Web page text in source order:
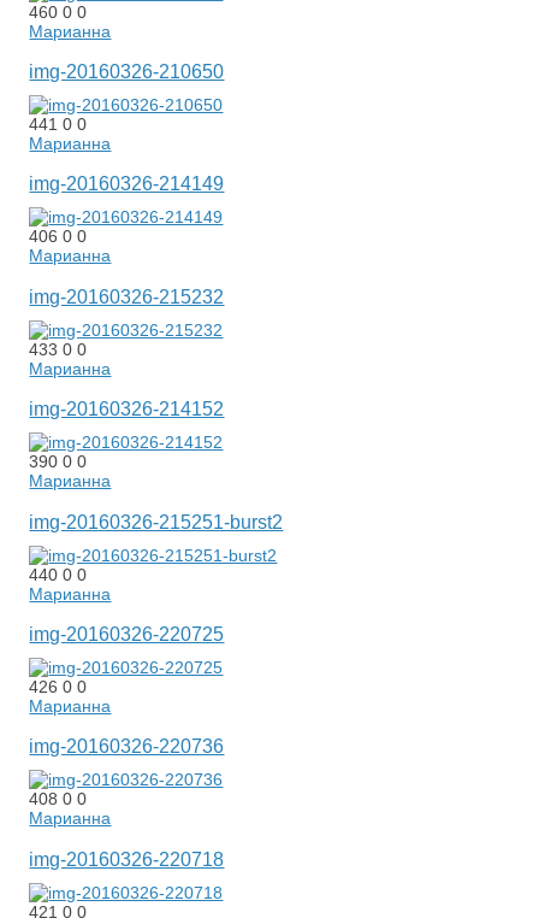
46000
Марианна
img-20160326-210650
44100
Марианна
img-20160326-214149
40600
Марианна
img-20160326-215232
43300
Марианна
img-20160326-214152
39000
Марианна
img-20160326-215251-burst2
44000
Марианна
img-20160326-220725
42600
Марианна
img-20160326-220736
40800
Марианна
img-20160326-220718
42100